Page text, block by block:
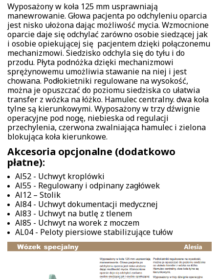
Wyposażony w koła 125 mm usprawniają
manewrowanie. Głowa pacjenta po odchyleniu oparcia
jest nisko ułożona dając możliwość mycia. Wzmocnione
oparcie daje się odchylać zarówno osobie siedzącej jak
i osobie opiekującej się pacjentem dzięki połączonemu
mechanizmowi. Siedzisko odchyla się do tyłu i do
przodu. Płyta podnóżka dzięki mechanizmowi
sprężynowemu umożliwia stawanie na niej i jest
chowana. Podłokietniki regulowane na wysokość,
można je opuszczać do poziomu siedziska co ułatwia
transfer z wózka na łóżko. Hamulec centralny. dwa koła
tylne są kierunkowymi. Wyposażony w trzy dźwignie
operacyjne pod nogę, niebieska od regulacji
przechylenia, czerwona zwalniająca hamulec i zielona
blokująca koła kierunkowe.
Akcesoria opcjonalne (dodatkowo
płatne):
Al52 - Uchwyt kroplówki
Al55 - Regulowany i odpinany zagłówek
Al12 – Stolik
Al84 - Uchwyt dokumentacji medycznej
Al83 - Uchwyt na butlę z tlenem
Al85 - Uchwyt na worek z moczem
AL04 - Peloty piersiowe stabilizujące tułów